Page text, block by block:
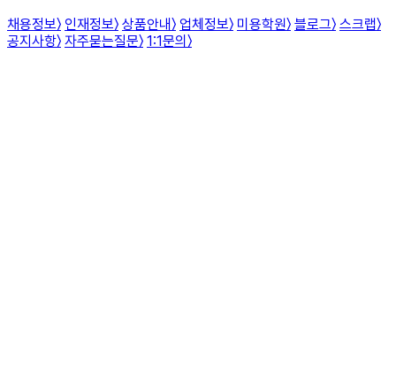
채용정보〉 인재정보〉 상품안내 〉 업체정보〉 미용학원〉 블로그〉 스크랩〉
공지사항〉 자주묻는질문〉 1:1문의 〉